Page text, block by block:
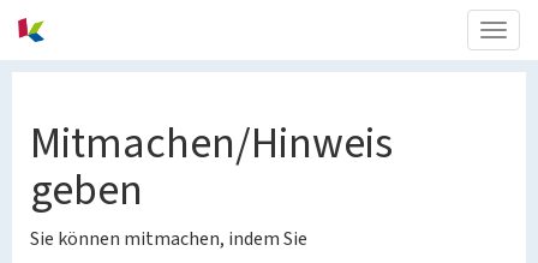
Mitmachen/Hinweis
geben
Sie können mitmachen, indem Sie